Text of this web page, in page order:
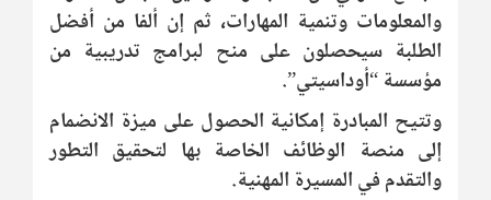
والمعلومات وتنمية المهارات، ثم إن ألفا من أفضل
الطلبة سيحصلون على منح لبرامج تدريبية من
مؤسسة “أوداسيتي”.
وتتيح المبادرة إمكانية الحصول على ميزة الانضمام
إلى منصة الوظائف الخاصة بها لتحقيق التطور
والتقدم في المسيرة المهنية.